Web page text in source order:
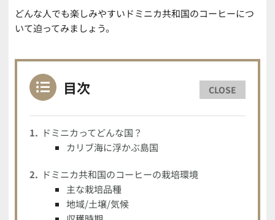
どんな人でも楽しみやすいドミニカ共和国のコーヒーにつ
いて迫ってみましょう。
目次 CLOSE
ドミニカってどんな国？
カリブ海に浮かぶ島国
ドミニカ共和国のコーヒーの栽培環境
主な栽培品種
地域/土壌/気候